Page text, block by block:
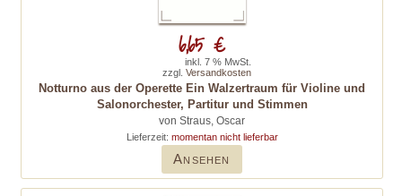
Notturno aus der Operette Ein Walzertraum für Violine und
Salonorchester, Partitur und Stimmen
von Straus, Oscar
Lieferzeit: momentan nicht lieferbar
Ansehen
6,65 €
inkl. 7 % MwSt.
zzgl. Versandkosten